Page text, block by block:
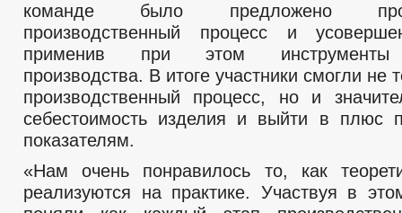
команде было предложено
производственный процесс и
применив при этом инструменты
производства. В итоге участники смогли не
производственный процесс, но и
себестоимость изделия и выйти в плюс
показателям.
«Нам очень понравилось то, как
реализуются на практике. Участвуя в